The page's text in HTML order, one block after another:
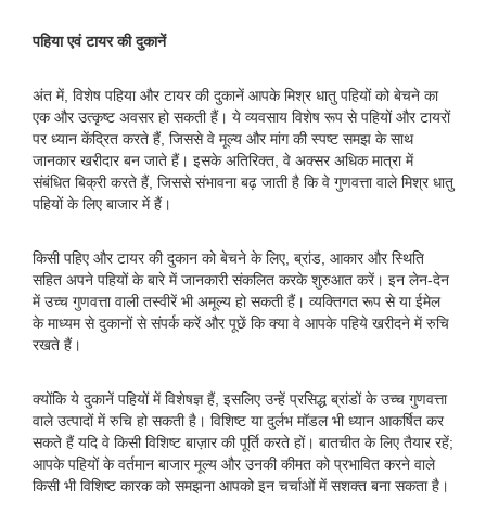
पहिया एवं टायर की दुकानें
अंत में, विशेष पहिया और टायर की दुकानें आपके मिश्र धातु पहियों को बेचने का
एक और उत्कृष्ट अवसर हो सकती हैं। ये व्यवसाय विशेष रूप से पहियों और टायरों
पर ध्यान केंद्रित करते हैं, जिससे वे मूल्य और मांग की स्पष्ट समझ के साथ
जानकार खरीदार बन जाते हैं। इसके अतिरिक्त, वे अक्सर अधिक मात्रा में
संबंधित बिक्री करते हैं, जिससे संभावना बढ़ जाती है कि वे गुणवत्ता वाले मिश्र धातु
पहियों के लिए बाजार में हैं।
किसी पहिए और टायर की दुकान को बेचने के लिए, ब्रांड, आकार और स्थिति
सहित अपने पहियों के बारे में जानकारी संकलित करके शुरुआत करें। इन लेन-देन
में उच्च गुणवत्ता वाली तस्वीरें भी अमूल्य हो सकती हैं। व्यक्तिगत रूप से या ईमेल
के माध्यम से दुकानों से संपर्क करें और पूछें कि क्या वे आपके पहिये खरीदने में रुचि
रखते हैं।
क्योंकि ये दुकानें पहियों में विशेषज्ञ हैं, इसलिए उन्हें प्रसिद्ध ब्रांडों के उच्च गुणवत्ता
वाले उत्पादों में रुचि हो सकती है। विशिष्ट या दुर्लभ मॉडल भी ध्यान आकर्षित कर
सकते हैं यदि वे किसी विशिष्ट बाज़ार की पूर्ति करते हों। बातचीत के लिए तैयार रहें;
आपके पहियों के वर्तमान बाजार मूल्य और उनकी कीमत को प्रभावित करने वाले
किसी भी विशिष्ट कारक को समझना आपको इन चर्चाओं में सशक्त बना सकता है।